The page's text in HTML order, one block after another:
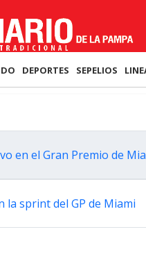
DEPORTES SEPELIOS
en el Gran Premio de
la sprint del GP de Miami